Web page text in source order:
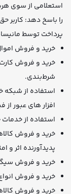
استعلامى از سوى
را باسخ دهد: كاربر
پرداخت توسط
خرید و فروش
خرید و فروش
شرط‌‌بندی.
استفاده از
افزار های عبور
استفاده از
خرید و فروش
پدیدآورنده اثر و
خرید و فروش
خرید و فروش
خرید و فروش